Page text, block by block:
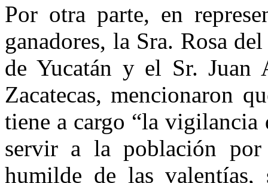
Por otra parte, en
ganadores, la Sra. Rosa
de Yucatán y el Sr. Juan
Zacatecas, mencionaron
tiene a cargo “la vigilancia
servir a la población
humilde de las